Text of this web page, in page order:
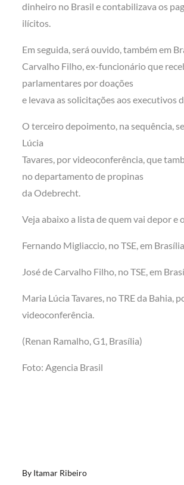
dinheiro no Brasil e contabilizava os
ilícitos.
Em seguida, será ouvido, também em
Carvalho Filho, ex-funcionário que
parlamentares por doações
e levava as solicitações aos executivos
O terceiro depoimento, na sequência,
Lúcia
Tavares, por videoconferência, que
no departamento de propinas
da Odebrecht.
Veja abaixo a lista de quem vai depor e
Fernando Migliaccio, no TSE, em
José de Carvalho Filho, no TSE, em
Maria Lúcia Tavares, no TRE da Bahia,
videoconferência.
(Renan Ramalho, G1, Brasília)
Foto: Agencia Brasil
By Itamar Ribeiro